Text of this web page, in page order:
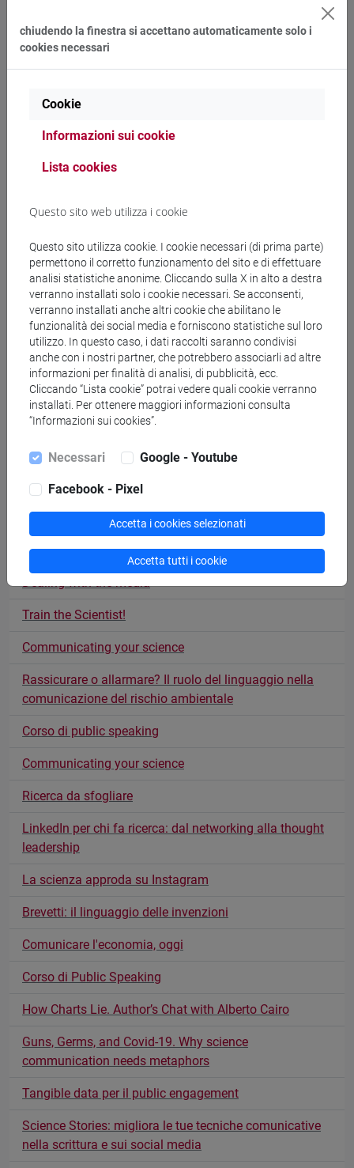
Progetti di ricerca, la comunicazione che fa la
differenza
Corso di Public Speaking
Scienza e media, alla ricerca di una buona
100donne che contano: parlano le economiste
Venetonight - invisibile
Corso di Public Speaking
Internet alla provola del 9
Graphic novel: ricerca e mistero
La ricerca è social
Progetti di ricerca: quando la comunicazione fa la
YouTuber si diventa
YouTuber, un nuovo volto per l'informazione scientifica
e culturale
Sulla stessa barca: a bordo con la ricerca!
Train the Scientist!
Communicating your science
Rassicurare o allarmare? Il ruolo del linguaggio nella
comunicazione del rischio ambientale
Corso di public speaking
Communicating your science
Ricerca da sfogliare
LinkedIn per chi fa ricerca: dal networking alla thought
leadership
La scienza approda su Instagram
Brevetti: il linguaggio delle invenzioni
Comunicare l'economia, oggi
Corso di Public Speaking
How Charts Lie. Author’s Chat with Alberto Cairo
Guns, Germs, and Covid-19. Why science
communication needs metaphors
Tangible data per il public engagement
Science Stories: migliora le tue tecniche comunicative
nella scrittura e sui social media
chiudendo la finestra si accettano automaticamente solo i
cookies necessari
Cookie
Informazioni sui cookie
Lista cookies
Questo sito web utilizza i cookie
Questo sito utilizza cookie. I cookie necessari (di prima parte)
permettono il corretto funzionamento del sito e di effettuare
analisi statistiche anonime. Cliccando sulla X in alto a destra
verranno installati solo i cookie necessari. Se acconsenti,
verranno installati anche altri cookie che abilitano le
funzionalità dei social media e forniscono statistiche sul loro
utilizzo. In questo caso, i dati raccolti saranno condivisi
anche con i nostri partner, che potrebbero associarli ad altre
informazioni per finalità di analisi, di pubblicità, ecc.
Cliccando “Lista cookie” potrai vedere quali cookie verranno
installati. Per ottenere maggiori informazioni consulta
“Informazioni sui cookies”.
Necessari Google - Youtube
Facebook - Pixel
Accetta i cookies selezionati
Accetta tutti i cookie